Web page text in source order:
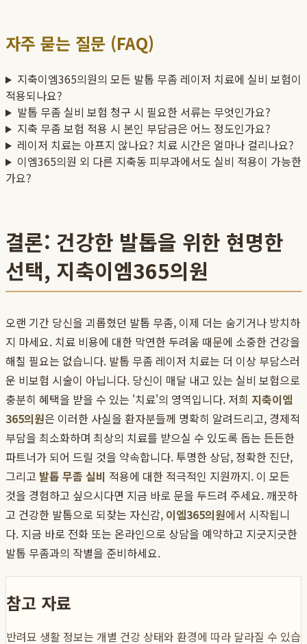
자주 묻는 질문 (FAQ)
지축이엠365의원의 모든 발톱 무좀 레이저 치료에 실비 보험이
적용되나요?
발톱 무좀 실비 보험 청구 시 필요한 서류는 무엇인가요?
지축 무좀 보험 적용 시 본인 부담금은 어느 정도인가요?
레이저 치료는 아프지 않나요? 치료 시간은 얼마나 걸리나요?
이엠365의원 외 다른 지축동 피부과에서도 실비 적용이 가능한
가요?
결론: 건강한 발톱을 위한 현명한
선택, 지축이엠365의원
오랜 기간 당신을 괴롭혔던 발톱 무좀, 이제 더는 숨기거나 방치하
지 마세요. 치료 비용에 대한 막연한 두려움 때문에 소중한 건강을
해칠 필요는 없습니다. 발톱 무좀 레이저 치료는 더 이상 부담스러
운 비보험 시술이 아닙니다. 당신이 매달 내고 있는 실비 보험으로
충분히 혜택을 받을 수 있는 '치료'의 영역입니다. 저희 지축이엠
365의원은 이러한 사실을 환자분들께 명확히 알려드리고, 경제적
부담을 최소화하며 최상의 치료를 받으실 수 있도록 돕는 든든한
파트너가 되어 드릴 것을 약속합니다. 투명한 상담, 정확한 진단,
그리고 발톱 무좀 실비 적용에 대한 적극적인 지원까지. 이 모든
것을 경험하고 싶으시다면 지금 바로 문을 두드려 주세요. 깨끗하
고 건강한 발톱으로 되찾는 자신감, 이엠365의원에서 시작됩니
다. 지금 바로 전화 또는 온라인으로 상담을 예약하고 지긋지긋한
발톱 무좀과의 작별을 준비하세요.
참고 자료
반려묘 생활 정보는 개별 건강 상태와 환경에 따라 달라질 수 있습